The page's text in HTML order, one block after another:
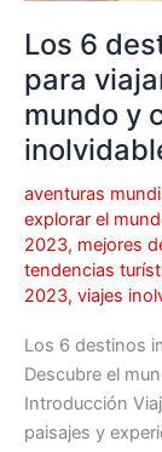
Los 6
para
mundo y
aventuras
explorar el
2023, mejores
tendencias
2023, viajes
Los 6 destinos
Descubre el
Introducción
paisajes y
y
crea
recuerdos
inolvidables